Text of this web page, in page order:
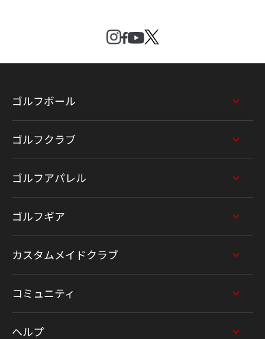
ゴルフボール
ゴルフクラブ
ゴルフアパレル
ゴルフギア
カスタムメイドクラブ
コミュニティ
ヘルプ